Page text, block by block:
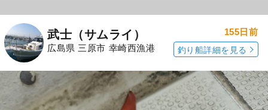
武士（サムライ）
広島県 三原市 幸崎西漁港
155日前
釣り船詳細を見る